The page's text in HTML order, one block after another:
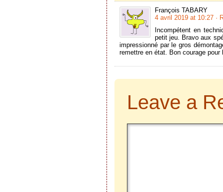
François TABARY
4 avril 2019 at 10:27 ·
Incompétent en
petit jeu. Bravo aux
impressionné par le gros
remettre en état. Bon courage
Leave a